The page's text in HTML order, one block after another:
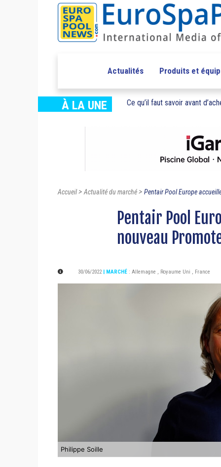
Actualités Produits et
À LA UNE Ce qu’il faut savoir avant
Accueil>Actualité du marché> Pentair Pool Europe
Pentair Pool
nouveau
30/06/2022 | MARCHÉ : Allemagne , Royaume Uni , France
Philippe Soille